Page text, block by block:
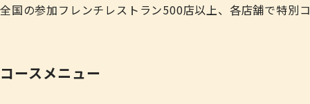
全国の参加フレンチレストラン500店以上、各店舗で特別
コースメニュー